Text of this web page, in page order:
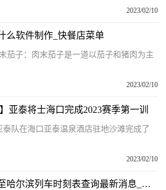
2023/02/10
么软件制作_快餐店菜单
茄子：肉末茄子是一道以茄子和猪肉为主
2023/02/10
亚泰将士海口完成2023赛季第一训
泰队在海口亚泰温泉酒店驻地沙滩完成了
2023/02/10
【环球速看料】北京至哈尔滨列车时刻表查询最新消息_北京至哈尔滨列车时刻表